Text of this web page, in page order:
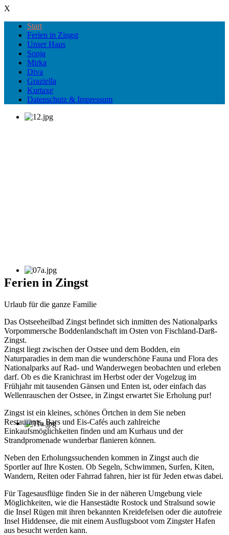
X
Start
Ferien in Zingst
Unser Haus
Sonja
Mirka
Diva
Graziella
Kurtaxe
Datenschutz & Impressum
Ferien in Zingst
Urlaub für die ganze Familie
Das Ostseeheilbad Zingst befindet sich inmitten des Nationalparks
Vorpommersche Boddenlandschaft im Osten von Fischland-Darß-
Zingst.
Zingst liegt zwischen der Ostsee und dem Bodden, ein
Naturparadies in dem man die wunderschöne Fauna und Flora des
Nationalparks auf Rad- und Wanderwegen beobachten und erleben
darf. Ob es die Kranichrast im Herbst oder der Vogelzug im
Frühjahr mit tausenden Gänsen und Enten ist, oder einfach das
Wellenrauschen der Ostsee, in Zingst erwartet Sie Erholung pur!
Zingst ist ein kleines, schönes Örtchen in dem Sie neben
Restaurants, Bars und Eis-Cafés auch zahlreiche
Einkaufsmöglichkeiten finden und am Kurhaus und der
Strandpromenade wunderbar flanieren können.
Neben den Erholungssuchenden kommen in Zingst auch die
Sportler auf Ihre Kosten. Ob Segeln, Schwimmen, Surfen, Kiten,
Wandern, Reiten oder Fahrrad fahren, hier ist für Jeden etwas dabei.
Für Tagesausflüge finden Sie in der näheren Umgebung viele
Möglichkeiten, wie die Hansestädte Rostock und Stralsund sowie
die Insel Rügen mit ihren bekannten Kreidefelsen oder die autofreie
Insel Hiddensee, die mit einem Ausflugsboot vom Zingster Hafen
aus besucht werden kann.